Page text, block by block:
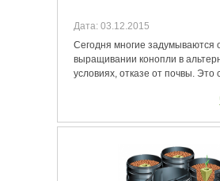
Дата: 03.12.2015
Сегодня многие задумываются
выращивании конопли в
условиях, отказе от почвы. Это